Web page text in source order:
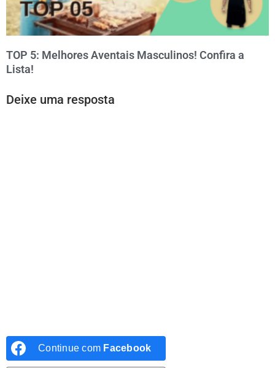
TOP 5: Melhores Aventais Masculinos! Confira a
Lista!
Deixe uma resposta
Continue com Facebook